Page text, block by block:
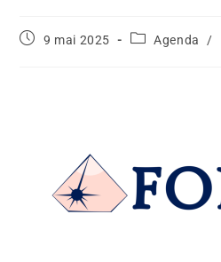
9 mai 2025 Agenda /